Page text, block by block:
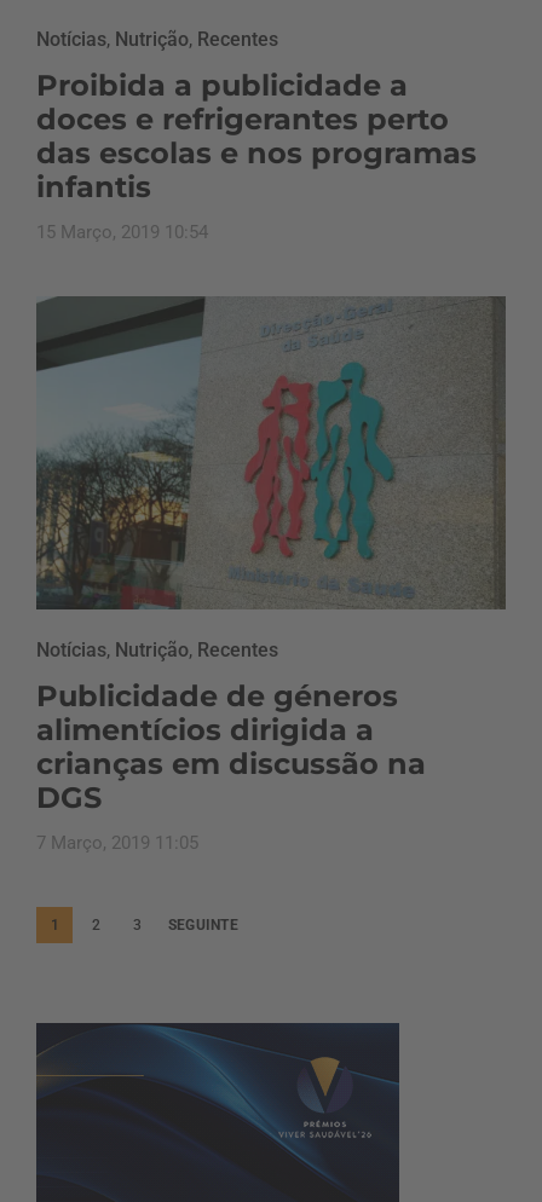
Notícias, Nutrição, Recentes
Proibida a publicidade a
doces e refrigerantes perto
das escolas e nos programas
infantis
15 Março, 2019 10:54
Notícias, Nutrição, Recentes
Publicidade de géneros
alimentícios dirigida a
crianças em discussão na
DGS
7 Março, 2019 11:05
P
n
1 2 3 SEGUINTE